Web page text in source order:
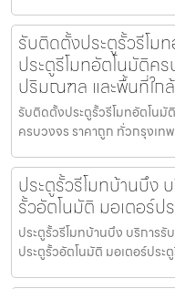
รับติดตั้งประตูรั้วรีโม
ประตูรีโมทอัตโนมัติค
ปริมณฑล และพื้นที่ใก
รับติดตั้งประตูรั้วรีโมทอัตโนมั
ครบวงจร ราคาถูก ทั่วกรุงเ
ประตูรั้วรีโมทบ้านบึง
รั้วอัตโนมัติ มอเตอร์ป
ประตูรั้วรีโมทบ้านบึง บริการรั
ประตูรั้วอัตโนมัติ มอเตอร์ประ